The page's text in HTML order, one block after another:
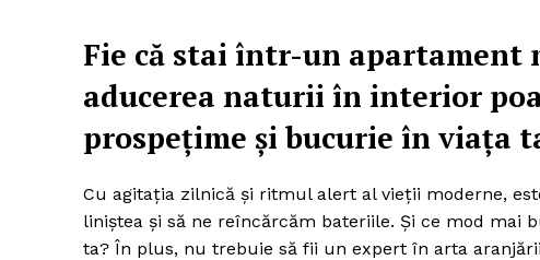
Fie că stai într-un apartament
aducerea naturii în interior
prospețime și bucurie în viața
Cu agitația zilnică și ritmul alert al vieții moderne,
liniștea și să ne reîncărcăm bateriile. Și ce mod mai
ta? În plus, nu trebuie să fii un expert în arta